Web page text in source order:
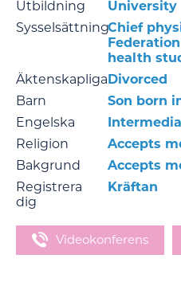
Utbildning
University
SysselsättningChief
health
Äktenskapliga Divorced
Barn
Son born
Engelska
Religion
Accepts
Bakgrund
Accepts
Registrera
dig
Kräftan
Videokonferens